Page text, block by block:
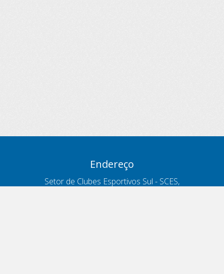
Endereço
Setor de Clubes Esportivos Sul - SCES,